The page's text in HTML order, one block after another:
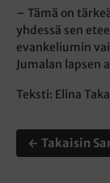
– Tämä on
yhdessä sen
evankeliumin
Jumalan lapsen
Teksti: Elina
← Takaisin